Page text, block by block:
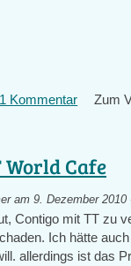
1 Kommentar Zum
World Cafe
am 9. Dezember 2010
Contigo mit TT zu
Ich hätte
allerdings ist das